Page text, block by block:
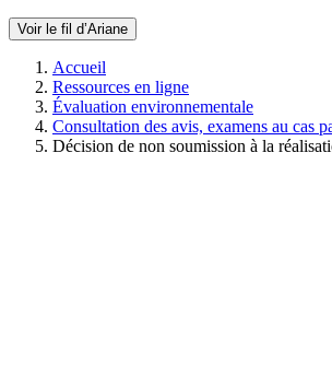
Voir le fil d’Ariane
Accueil
Ressources en ligne
Évaluation environnementale
Consultation des avis, examens au cas
Décision de non soumission à la